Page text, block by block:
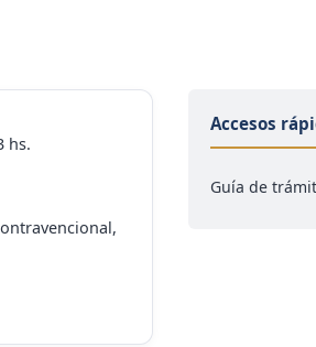
hs.
Accesos
Guía de